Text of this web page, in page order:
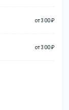
от 300 ₽
от 300 ₽